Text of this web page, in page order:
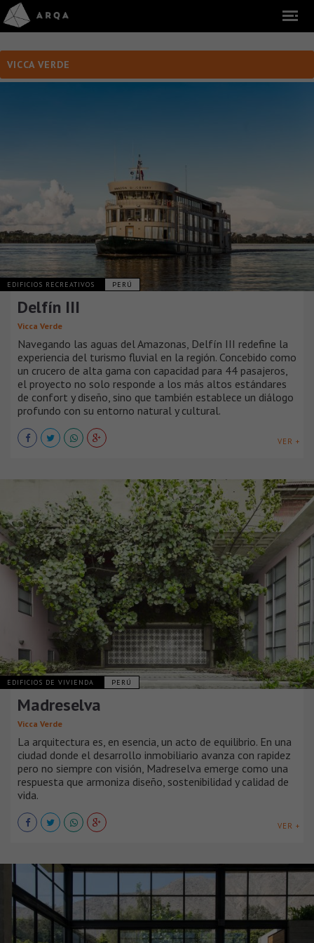
VICCA VERDE
EDIFICIOS RECREATIVOS PERÚ
Delfín III
Vicca Verde
Navegando las aguas del Amazonas, Delfín III redefine la
experiencia del turismo fluvial en la región. Concebido como
un crucero de alta gama con capacidad para 44 pasajeros,
el proyecto no solo responde a los más altos estándares
de confort y diseño, sino que también establece un diálogo
profundo con su entorno natural y cultural.
VER +
EDIFICIOS DE VIVIENDA PERÚ
Madreselva
Vicca Verde
La arquitectura es, en esencia, un acto de equilibrio. En una
ciudad donde el desarrollo inmobiliario avanza con rapidez
pero no siempre con visión, Madreselva emerge como una
respuesta que armoniza diseño, sostenibilidad y calidad de
vida.
VER +